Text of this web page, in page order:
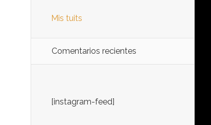
Mis tuits
Comentarios recientes
[instagram-feed]